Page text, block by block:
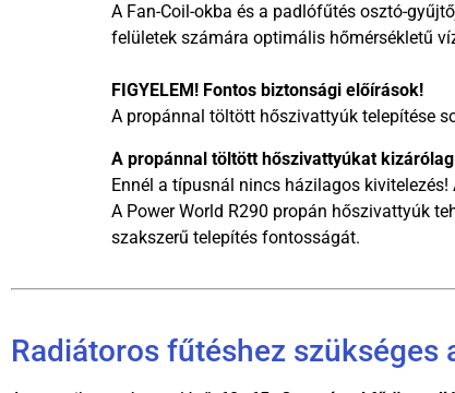
A Fan-Coil-okba és a padlófűtés osztó-
felületek számára optimális hőmérsékletű
FIGYELEM! Fontos biztonsági előírások!
A propánnal töltött hőszivattyúk telepítése
A propánnal töltött hőszivattyúkat
Ennél a típusnál nincs házilagos
A Power World R290 propán hőszivattyúk
szakszerű telepítés fontosságát.
Radiátoros fűtéshez